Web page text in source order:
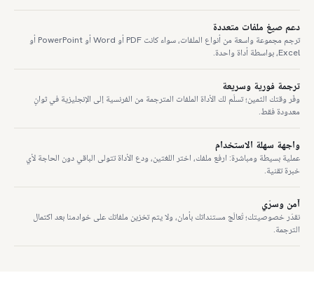
دعم صيغ ملفات متعددة
ترجم مجموعة واسعة من أنواع الملفات، سواء كانت PDF أو Word أو PowerPoint أو
Excel، بواسطة أداة واحدة.
ترجمة فورية وسريعة
وفّر وقتك الثمين؛ تسلّم لك الأداة الملفات المترجمة من الفرنسية إلى الإنجليزية في ثوانٍ
معدودة فقط.
واجهة سهلة الاستخدام
عملية بسيطة ومباشرة: ارفع ملفك، اختر اللغتين، ودع الأداة تتولى الباقي دون الحاجة لأي
خبرة تقنية.
آمن وسرّي
نقدّر خصوصيتك؛ تُعالَج مستنداتك بأمان، ولا يتم تخزين ملفاتك على خوادمنا بعد اكتمال
الترجمة.